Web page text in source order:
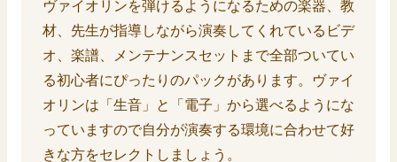
ヴァイオリンを弾けるようになるための楽器、教
材、先生が指導しながら演奏してくれているビデ
オ、楽譜、メンテナンスセットまで全部ついてい
る初心者にぴったりのパックがあります。ヴァイ
オリンは「生音」と「電子」から選べるようにな
っていますので自分が演奏する環境に合わせて好
きな方をセレクトしましょう。